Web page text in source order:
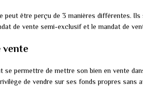
peut être perçu de 3 manières différentes.
de vente semi-exclusif et le mandat de
vente
se permettre de mettre son bien en vente
de vendre sur ses fonds propres sans